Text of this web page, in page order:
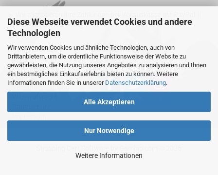
Diese Webseite verwendet Cookies und andere
Technologien
Wir verwenden Cookies und ähnliche Technologien, auch von
Drittanbietern, um die ordentliche Funktionsweise der Website zu
gewährleisten, die Nutzung unseres Angebotes zu analysieren und Ihnen
ein bestmögliches Einkaufserlebnis bieten zu können. Weitere
Informationen finden Sie in unserer Datenschutzerklärung.
Alle Akzeptieren
Nur Notwendige
Weitere Informationen
Barzahlung bei Abholung
RECHTLICHES
-AGB
-Versand & Zahlung
SOCIAL MEDIA
Sind wir schonmiteinander vernetzt?